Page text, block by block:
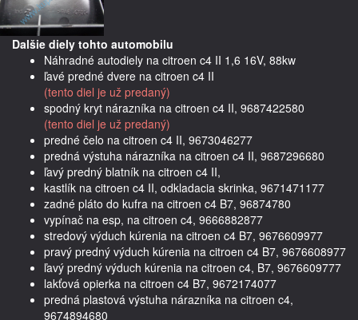
Dalšie diely tohto automobilu
Náhradné autodiely na citroen c4 II 1,6 16V, 88kw
ľavé predné dvere na citroen c4 II
(tento diel je už predaný)
spodný kryt nárazníka na citroen c4 II, 9687422580
(tento diel je už predaný)
predné čelo na citroen c4 II, 9673046277
predná výstuha nárazníka na citroen c4 II, 9687296680
ľavý predný blatník na citroen c4 II,
kastlík na citroen c4 II, odkladacia skrinka, 9671471177
zadné pláto do kufra na citroen c4 B7, 96874780
vypínač na esp, na citroen c4, 9666882877
stredový výduch kúrenia na citroen c4 B7, 9676609977
pravý predný výduch kúrenia na citroen c4 B7, 9676608977
ľavý predný výduch kúrenia na citroen c4, B7, 9676609777
lakťová opierka na citroen c4 B7, 9672174077
predná plastová výstuha nárazníka na citroen c4,
9674894680